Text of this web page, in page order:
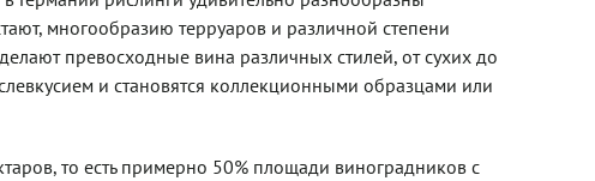
многообразию терруаров и различной степени
превосходные вина различных стилей, от сухих до
и становятся коллекционными образцами или
то есть примерно 50% площади виноградников с